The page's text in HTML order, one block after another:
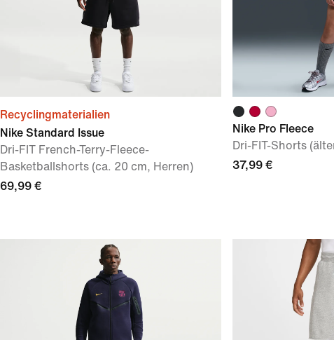
Recyclingmaterialien
Nike Standard Issue
Dri-FIT French-Terry-Fleece-
Basketballshorts (ca. 20 cm, Herren)
69,99 €
Nike Pro Fleece
Dri-FIT-Shorts
37,99 €